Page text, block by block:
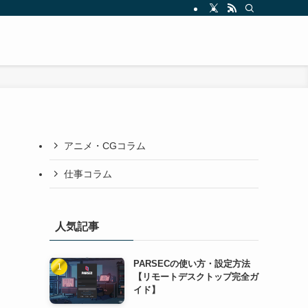
アニメ・CGコラム
仕事コラム
人気記事
PARSECの使い方・設定方法
【リモートデスクトップ完全ガ
イド】